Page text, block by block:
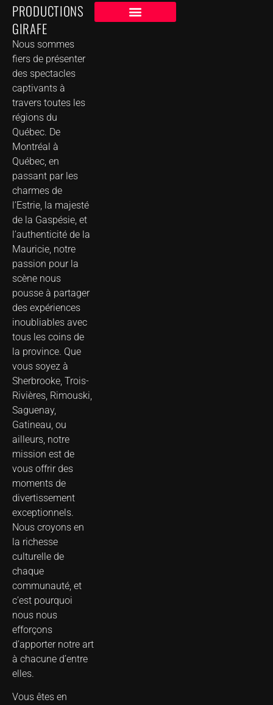
PRODUCTIONS
GIRAFE
Nous sommes
fiers de présenter
des spectacles
captivants à
travers toutes les
régions du
Québec. De
Montréal à
Québec, en
passant par les
charmes de
l’Estrie, la majesté
de la Gaspésie, et
l’authenticité de la
Mauricie, notre
passion pour la
scène nous
pousse à partager
des expériences
inoubliables avec
tous les coins de
la province. Que
vous soyez à
Sherbrooke, Trois-
Rivières, Rimouski,
Saguenay,
Gatineau, ou
ailleurs, notre
mission est de
vous offrir des
moments de
divertissement
exceptionnels.
Nous croyons en
la richesse
culturelle de
chaque
communauté, et
c’est pourquoi
nous nous
efforçons
d’apporter notre art
à chacune d’entre
elles.
Vous êtes en